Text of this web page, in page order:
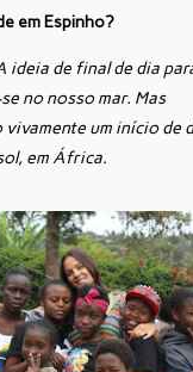
em Espinho?
ideia de final de dia
no nosso mar. Mas
vivamente um início de
em África.